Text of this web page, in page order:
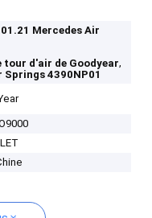
Mercedes Air
tour d'air de Goodyear,
Springs 4390NP01